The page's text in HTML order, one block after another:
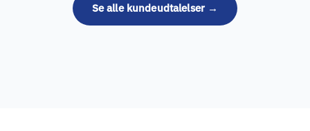
Se alle kundeudtalelser →